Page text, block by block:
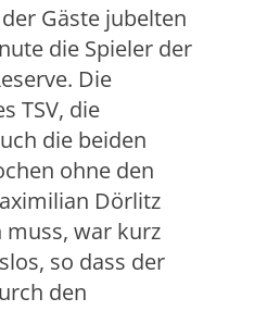
Gäste jubelten
die Spieler der
Die
TSV, die
die beiden
ohne den
Dörlitz
war kurz
so dass der
den